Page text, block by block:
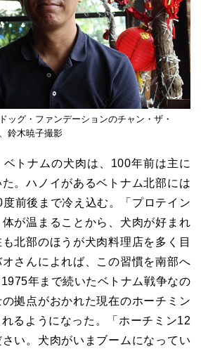
ッグ・ファンデーションのチャン・ザ・
鈴木暁子撮影
トナムの犬肉は、100年前は主に
。ハノイがあるベトナム北部には
度前後まで冷え込む。「プロテイン
が温まることから、犬肉が好まれ
北部のほうが犬肉料理店を多く目
さんによれば、この習慣を南部へ
年まで続いたベトナム戦争なの
拠点がおかれた現在のホーチミン
るようになった。「ホーチミン12
い。犬肉がいまブームになってい